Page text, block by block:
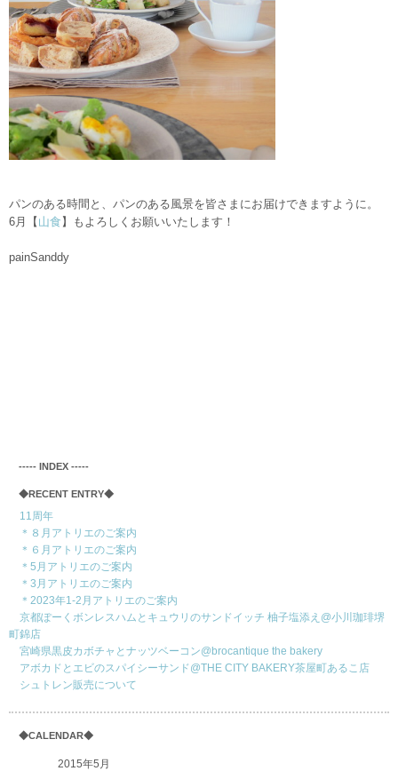
パンのある時間と、 パンのある風景を皆さまにお届けできますように。
6月【 山食 】もよろしくお願いいたします！
painSanddy
‐‐‐‐‐ INDEX ‐‐‐‐‐
◆RECENT ENTRY◆
11周年
＊８月アトリエのご案内
＊６月アトリエのご案内
＊5月アトリエのご案内
＊3月アトリエのご案内
＊2023年1-2月アトリエのご案内
京都ぽーくボンレスハムとキュウリのサンドイッチ 柚子塩添え@小川珈琲堺
町錦店
宮崎県黒皮カボチャとナッツベーコン@brocantique the bakery
アボカドとエビのスパイシーサンド@THE CITY BAKERY茶屋町あるこ店
シュトレン販売について
◆CALENDAR◆
2015年5月